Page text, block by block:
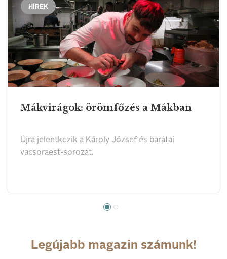
HÍREK
Mákvirágok: örömfőzés a Mákban
Újra jelentkezik a Károly József és barátai
vacsoraest-sorozat.
Legújabb magazin számunk!